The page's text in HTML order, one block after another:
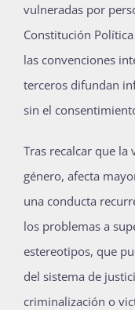
vulneradas por
Constitución
las convenciones
terceros difundan
sin el
Tras recalcar que
género, afecta
una conducta
los problemas a
estereotipos, que
del sistema de
criminalización o